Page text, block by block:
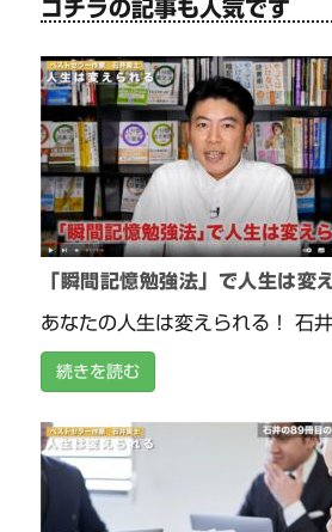
コチラの記事も人気です
「瞬間記憶勉強法」で人生は変
あなたの人生は変えられる！ 石井
続きを読む